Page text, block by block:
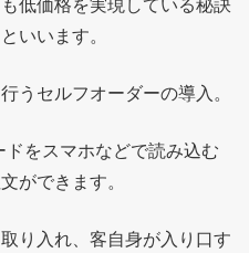
低価格を実現している秘訣
いいます。
うセルフオーダーの導入。
をスマホなどで読み込む
ができます。
り入れ、客自身が入り口す